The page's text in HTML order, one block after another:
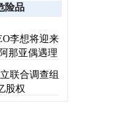
险品
李想将迎来
那亚偶遇理
联合调查组
股权